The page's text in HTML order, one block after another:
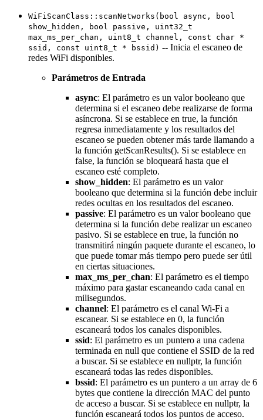
WiFiScanClass::scanNetworks(bool async, bool
show_hidden, bool passive, uint32_t
max_ms_per_chan, uint8_t channel, const char *
ssid, const uint8_t * bssid) -- Inicia el escaneo de
redes WiFi disponibles.
Parámetros de Entrada
async: El parámetro es un valor booleano que
determina si el escaneo debe realizarse de forma
asíncrona. Si se establece en true, la función
regresa inmediatamente y los resultados del
escaneo se pueden obtener más tarde llamando a
la función getScanResults(). Si se establece en
false, la función se bloqueará hasta que el
escaneo esté completo.
show_hidden: El parámetro es un valor
booleano que determina si la función debe incluir
redes ocultas en los resultados del escaneo.
passive: El parámetro es un valor booleano que
determina si la función debe realizar un escaneo
pasivo. Si se establece en true, la función no
transmitirá ningún paquete durante el escaneo, lo
que puede tomar más tiempo pero puede ser útil
en ciertas situaciones.
max_ms_per_chan: El parámetro es el tiempo
máximo para gastar escaneando cada canal en
milisegundos.
channel: El parámetro es el canal Wi-Fi a
escanear. Si se establece en 0, la función
escaneará todos los canales disponibles.
ssid: El parámetro es un puntero a una cadena
terminada en null que contiene el SSID de la red
a buscar. Si se establece en nullptr, la función
escaneará todas las redes disponibles.
bssid: El parámetro es un puntero a un array de 6
bytes que contiene la dirección MAC del punto
de acceso a buscar. Si se establece en nullptr, la
función escaneará todos los puntos de acceso.